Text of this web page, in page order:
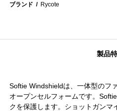
ブランド
Rycote
製品
Softie Windshieldは、一体型のフ
オープンセルフォームです。
クを保護します。ショットガンマ